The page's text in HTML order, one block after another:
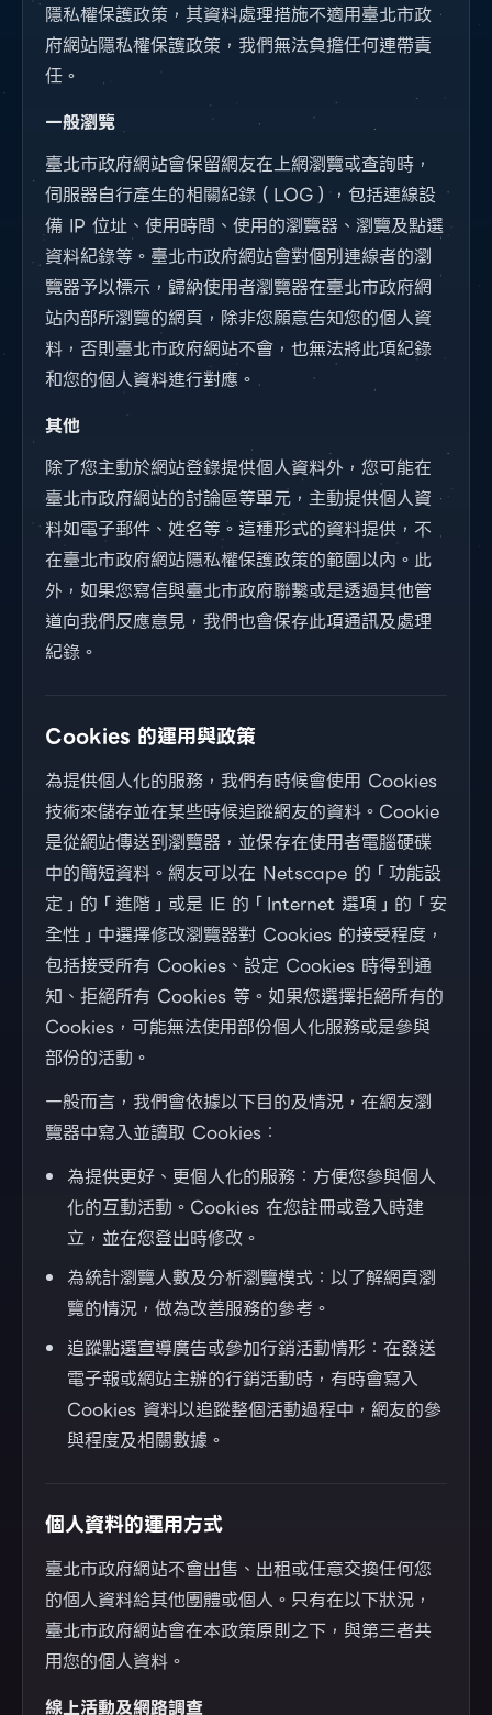
隱私權保護政策，其資料處理措施不適用臺北市政
府網站隱私權保護政策，我們無法負擔任何連帶責
任。
一般瀏覽
臺北市政府網站會保留網友在上網瀏覽或查詢時，
伺服器自行產生的相關紀錄（LOG），包括連線設
備 IP 位址、使用時間、使用的瀏覽器、瀏覽及點選
資料紀錄等。臺北市政府網站會對個別連線者的瀏
覽器予以標示，歸納使用者瀏覽器在臺北市政府網
站內部所瀏覽的網頁，除非您願意告知您的個人資
料，否則臺北市政府網站不會，也無法將此項紀錄
和您的個人資料進行對應。
其他
除了您主動於網站登錄提供個人資料外，您可能在
臺北市政府網站的討論區等單元，主動提供個人資
料如電子郵件、姓名等。這種形式的資料提供，不
在臺北市政府網站隱私權保護政策的範圍以內。此
外，如果您寫信與臺北市政府聯繫或是透過其他管
道向我們反應意見，我們也會保存此項通訊及處理
紀錄。
Cookies 的運用與政策
為提供個人化的服務，我們有時候會使用 Cookies
技術來儲存並在某些時候追蹤網友的資料。Cookie
是從網站傳送到瀏覽器，並保存在使用者電腦硬碟
中的簡短資料。網友可以在 Netscape 的「功能設
定」的「進階」或是 IE 的「Internet 選項」的「安
全性」中選擇修改瀏覽器對 Cookies 的接受程度，
包括接受所有 Cookies、設定 Cookies 時得到通
知、拒絕所有 Cookies 等。如果您選擇拒絕所有的
Cookies，可能無法使用部份個人化服務或是參與
部份的活動。
一般而言，我們會依據以下目的及情況，在網友瀏
覽器中寫入並讀取 Cookies：
為提供更好、更個人化的服務：方便您參與個人
化的互動活動。Cookies 在您註冊或登入時建
立，並在您登出時修改。
為統計瀏覽人數及分析瀏覽模式：以了解網頁瀏
覽的情況，做為改善服務的參考。
追蹤點選宣導廣告或參加行銷活動情形：在發送
電子報或網站主辦的行銷活動時，有時會寫入
Cookies 資料以追蹤整個活動過程中，網友的參
與程度及相關數據。
個人資料的運用方式
臺北市政府網站不會出售、出租或任意交換任何您
的個人資料給其他團體或個人。只有在以下狀況，
臺北市政府網站會在本政策原則之下，與第三者共
用您的個人資料。
線上活動及網路調查